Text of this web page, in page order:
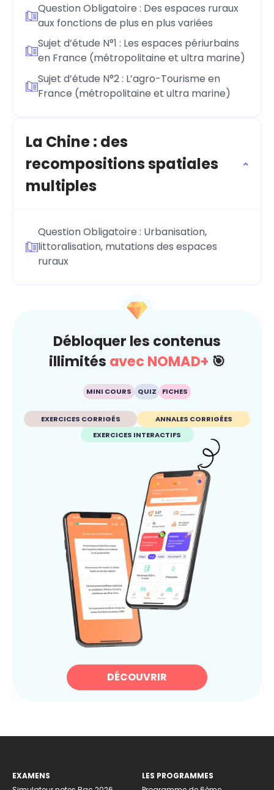
Question Obligatoire : Des espaces ruraux
aux fonctions de plus en plus variées
Sujet d’étude N°1 : Les espaces périurbains
en France (métropolitaine et ultra marine)
Sujet d’étude N°2 : L’agro-Tourisme en
France (métropolitaine et ultra marine)
La Chine : des
recompositions spatiales
multiples
Question Obligatoire : Urbanisation,
littoralisation, mutations des espaces
ruraux
Débloquer les contenus
illimités avec NOMAD+ 🎯
MINI COURS QUIZ FICHES
EXERCICES CORRIGÉS
ANNALES CORRIGÉES
EXERCICES INTERACTIFS
DÉCOUVRIR
EXAMENS
LES PROGRAMMES